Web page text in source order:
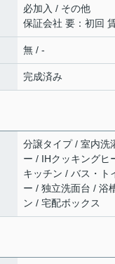
必加入 / その他
保証会社 要：初回
無 / -
完成済み
分譲タイプ / 室内洗
ー / IHクッキングヒ
キッチン / バス・ト
ー / 独立洗面台 / 浴
ン / 宅配ボックス